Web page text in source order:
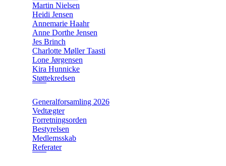
Martin Nielsen
Heidi Jensen
Annemarie Haahr
Anne Dorthe Jensen
Jes Brinch
Charlotte Møller Taasti
Lone Jørgensen
Kira Hunnicke
Støttekredsen
Generalforsamling 2026
Vedtægter
Forretningsorden
Bestyrelsen
Medlemsskab
Referater